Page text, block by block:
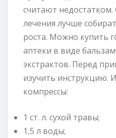
считают
лечения лучше
роста. Можно купить
аптеки в виде
экстрактов. Перед
изучить инструкцию.
компрессы:
1 ст. л. сухой травы;
1,5 л воды;